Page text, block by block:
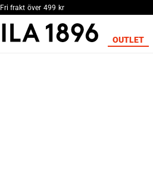
Fri frakt över 499 kr
OUTLET